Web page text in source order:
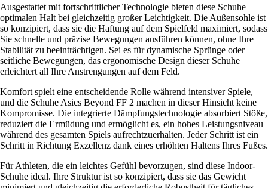
Ausgestattet mit fortschrittlicher Technologie bieten diese Schuhe
optimalen Halt bei gleichzeitig großer Leichtigkeit. Die Außensohle ist
so konzipiert, dass sie die Haftung auf dem Spielfeld maximiert, sodass
Sie schnelle und präzise Bewegungen ausführen können, ohne Ihre
Stabilität zu beeinträchtigen. Sei es für dynamische Sprünge oder
seitliche Bewegungen, das ergonomische Design dieser Schuhe
erleichtert all Ihre Anstrengungen auf dem Feld.
Komfort spielt eine entscheidende Rolle während intensiver Spiele,
und die Schuhe Asics Beyond FF 2 machen in dieser Hinsicht keine
Kompromisse. Die integrierte Dämpfungstechnologie absorbiert Stöße,
reduziert die Ermüdung und ermöglicht es, ein hohes Leistungsniveau
während des gesamten Spiels aufrechtzuerhalten. Jeder Schritt ist ein
Schritt in Richtung Exzellenz dank eines erhöhten Haltens Ihres Fußes.
Für Athleten, die ein leichtes Gefühl bevorzugen, sind diese Indoor-
Schuhe ideal. Ihre Struktur ist so konzipiert, dass sie das Gewicht